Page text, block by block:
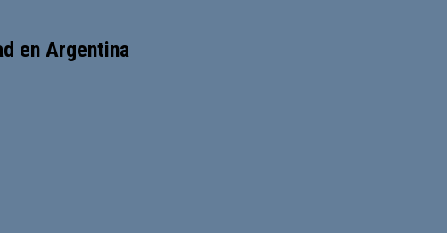
en Argentina